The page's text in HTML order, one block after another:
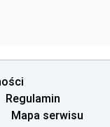
Regulamin
Mapa serwisu